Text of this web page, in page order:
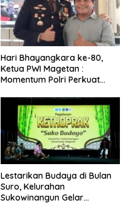
Hari Bhayangkara ke-80,
Ketua PWI Magetan :
Momentum Polri Perkuat
Lestarikan Budaya di Bulan
Suro, Kelurahan
Sukowinangun Gelar